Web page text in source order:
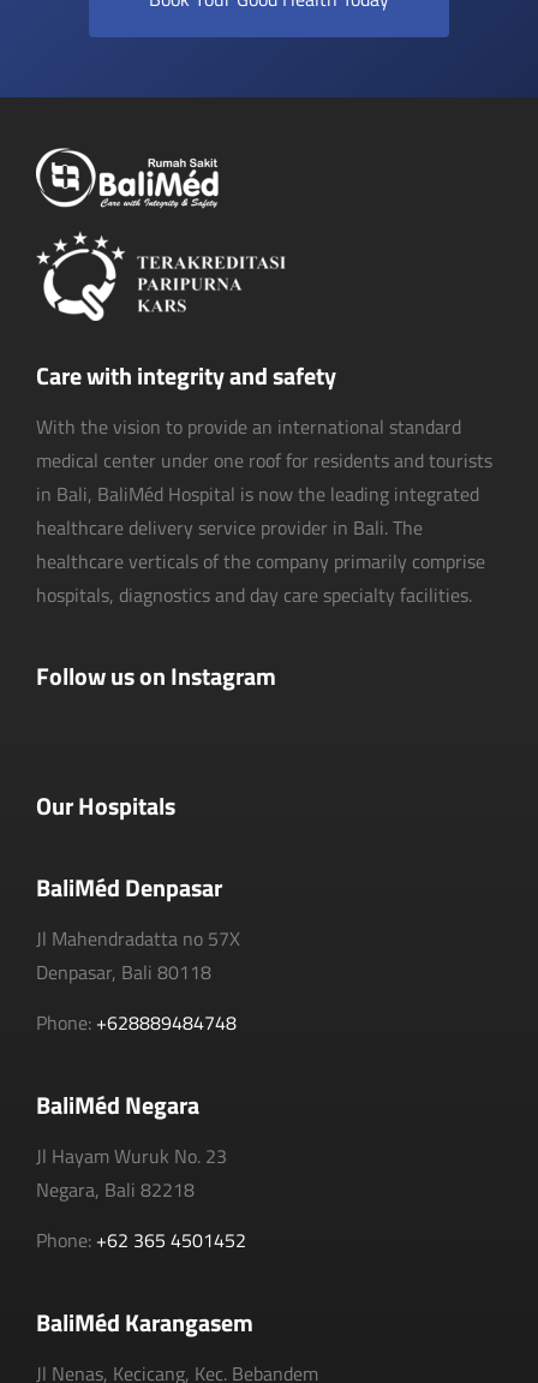
Care with integrity and safety
With the vision to provide an international standard
medical center under one roof for residents and tourists
in Bali, BaliMéd Hospital is now the leading integrated
healthcare delivery service provider in Bali. The
healthcare verticals of the company primarily comprise
hospitals, diagnostics and day care specialty facilities.
Follow us on Instagram
Our Hospitals
BaliMéd Denpasar
Jl Mahendradatta no 57X
Denpasar, Bali 80118
Phone: +628889484748
BaliMéd Negara
Jl Hayam Wuruk No. 23
Negara, Bali 82218
Phone: +62 365 4501452
BaliMéd Karangasem
Jl Nenas, Kecicang, Kec. Bebandem